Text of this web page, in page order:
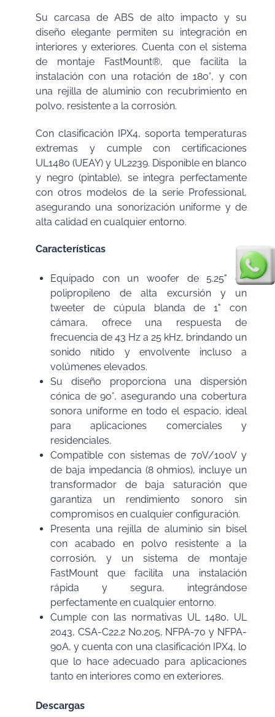
Su carcasa de ABS de alto impacto y su
diseño elegante permiten su integración en
interiores y exteriores. Cuenta con el sistema
de montaje FastMount®, que facilita la
instalación con una rotación de 180°, y con
una rejilla de aluminio con recubrimiento en
polvo, resistente a la corrosión.
Con clasificación IPX4, soporta temperaturas
extremas y cumple con certificaciones
UL1480 (UEAY) y UL2239. Disponible en blanco
y negro (pintable), se integra perfectamente
con otros modelos de la serie Professional,
asegurando una sonorización uniforme y de
alta calidad en cualquier entorno.
Características
Equipado con un woofer de 5.25" de
polipropileno de alta excursión y un
tweeter de cúpula blanda de 1" con
cámara, ofrece una respuesta de
frecuencia de 43 Hz a 25 kHz, brindando un
sonido nítido y envolvente incluso a
volúmenes elevados.
Su diseño proporciona una dispersión
cónica de 90°, asegurando una cobertura
sonora uniforme en todo el espacio, ideal
para aplicaciones comerciales y
residenciales.
Compatible con sistemas de 70V/100V y
de baja impedancia (8 ohmios), incluye un
transformador de baja saturación que
garantiza un rendimiento sonoro sin
compromisos en cualquier configuración.
Presenta una rejilla de aluminio sin bisel
con acabado en polvo resistente a la
corrosión, y un sistema de montaje
FastMount que facilita una instalación
rápida y segura, integrándose
perfectamente en cualquier entorno.
Cumple con las normativas UL 1480, UL
2043, CSA-C22.2 No.205, NFPA-70 y NFPA-
90A, y cuenta con una clasificación IPX4, lo
que lo hace adecuado para aplicaciones
tanto en interiores como en exteriores.
Descargas